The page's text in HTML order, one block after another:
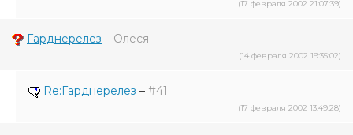
(17 февраля 2002 21:07:39)
Гарднерелез – Олеся
(14 февраля 2002 19:35:02)
Re:Гарднерелез – #41
(17 февраля 2002 13:49:28)